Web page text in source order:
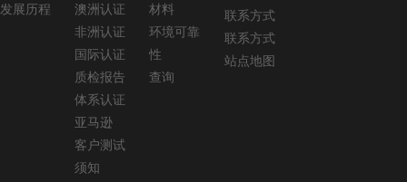
发展历程
澳洲认证
非洲认证
国际认证
质检报告
体系认证
亚马逊
客户测试
须知
材料
环境可靠
性
查询
联系方式
联系方式
站点地图